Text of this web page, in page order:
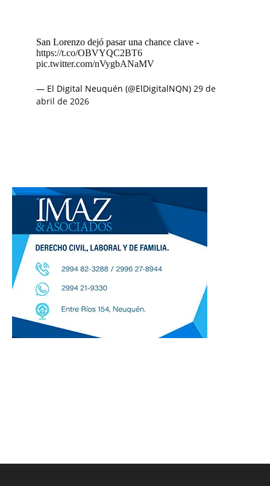
San Lorenzo dejó pasar una chance clave -
https://t.co/OBVYQC2BT6
pic.twitter.com/nVygbANaMV
— El Digital Neuquén (@ElDigitalNQN) 29 de
abril de 2026